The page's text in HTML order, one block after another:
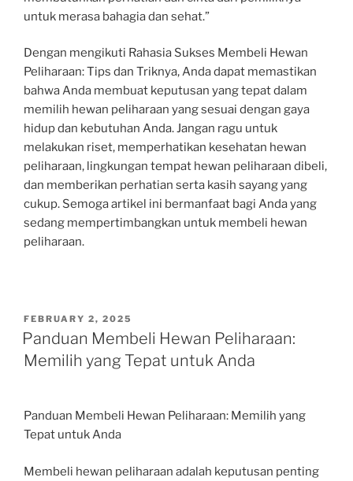
untuk merasa bahagia dan sehat.”
Dengan mengikuti Rahasia Sukses Membeli Hewan
Peliharaan: Tips dan Triknya, Anda dapat memastikan
bahwa Anda membuat keputusan yang tepat dalam
memilih hewan peliharaan yang sesuai dengan gaya
hidup dan kebutuhan Anda. Jangan ragu untuk
melakukan riset, memperhatikan kesehatan hewan
peliharaan, lingkungan tempat hewan peliharaan dibeli,
dan memberikan perhatian serta kasih sayang yang
cukup. Semoga artikel ini bermanfaat bagi Anda yang
sedang mempertimbangkan untuk membeli hewan
peliharaan.
POSTED
ON
FEBRUARY 2, 2025
Panduan Membeli Hewan Peliharaan:
Memilih yang Tepat untuk Anda
Panduan Membeli Hewan Peliharaan: Memilih yang
Tepat untuk Anda
Membeli hewan peliharaan adalah keputusan penting